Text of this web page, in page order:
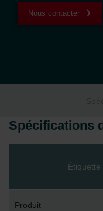
Nous contacter
Spécifications
Étiquette
Produit